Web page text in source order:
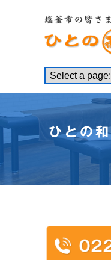
ひとの